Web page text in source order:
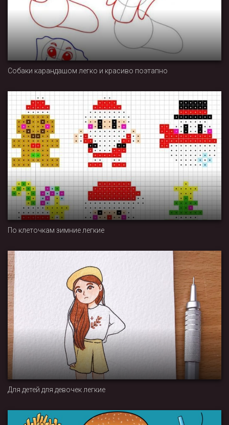
Собаки карандашом легко и красиво поэтапно
По клеточкам зимние легкие
Для детей для девочек легкие